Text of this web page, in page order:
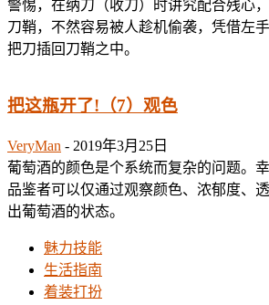
警惕，在纳刀（收刀）时讲究配合残心
刀鞘，不然容易被人趁机偷袭，凭借左
把刀插回刀鞘之中。
把这瓶开了!（7）观色
VeryMan - 2019年3月25日
葡萄酒的颜色是个系统而复杂的问题。
品鉴者可以仅通过观察颜色、浓郁度、
出葡萄酒的状态。
魅力技能
生活指南
着装打扮